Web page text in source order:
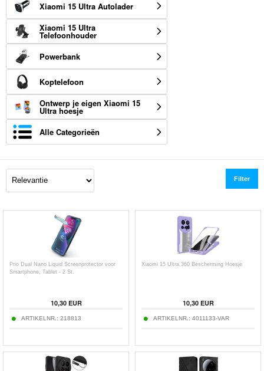
Xiaomi 15 Ultra Autolader
Xiaomi 15 Ultra
Telefoonhouder
Powerbank
Koptelefoon
Ontwerp je eigen Xiaomi 15
Ultra hoesje
Alle Categorieën
Filter
Prio Dual Nano Liquid Screenprotector voor
Smartphone, Tablet - 2 St.
10,30EUR
ARTIKELNR.: 218813
Xiaomi 15 Ultra 360 Bescherming Hoesje
10,30EUR
ARTIKELNR.: 4011133-VAR